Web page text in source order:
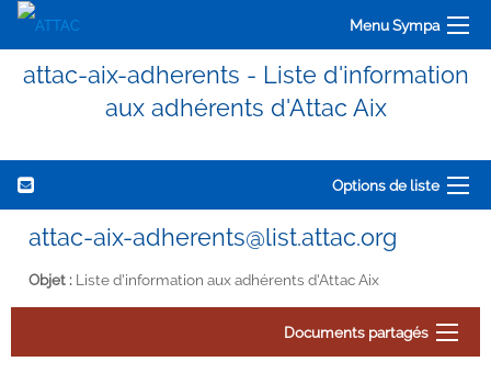
Menu Sympa
attac-aix-adherents - Liste d'information
aux adhérents d'Attac Aix
Options de liste
attac-aix-adherents@list.attac.org
Objet : Liste d'information aux adhérents d'Attac Aix
Documents partagés